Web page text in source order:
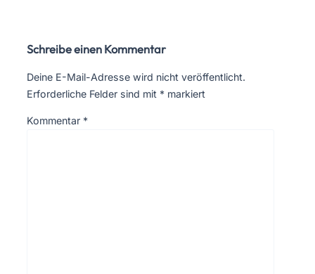
Schreibe einen Kommentar
Deine E-Mail-Adresse wird nicht veröffentlicht.
Erforderliche Felder sind mit * markiert
Kommentar *